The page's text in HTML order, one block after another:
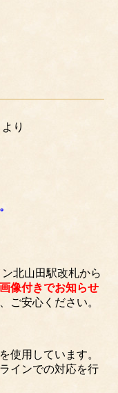
より
北山田駅改札から
像付きでお知らせ
ご安心ください。
使用しています。
インでの対応を行